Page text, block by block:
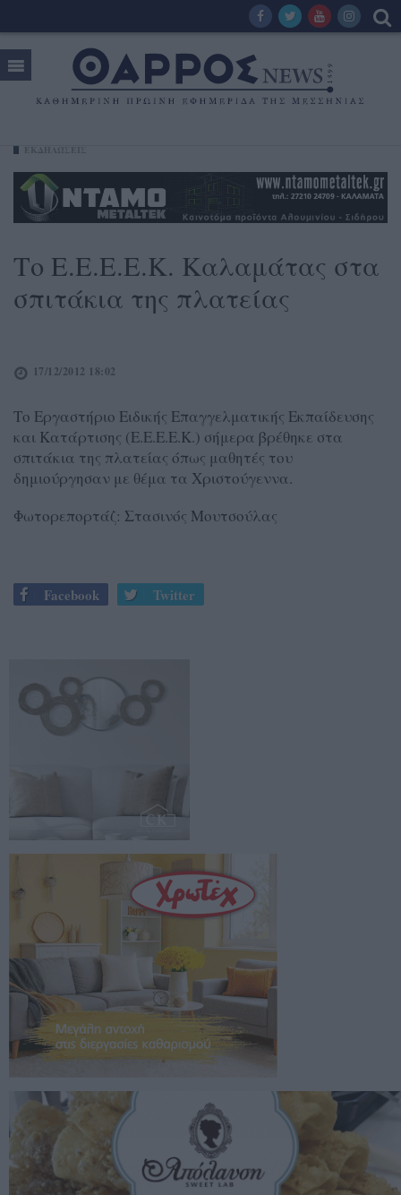
Το Ε.Ε.Ε.Ε.Κ. Καλαμάτας στα
σπιτάκια της πλατείας
17/12/2012 18:02
Το Εργαστήριο Ειδικής Επαγγελματικής Εκπαίδευσης
και Κατάρτισης (Ε.Ε.Ε.Ε.Κ.) σήμερα βρέθηκε στα
σπιτάκια της πλατείας όπως μαθητές του
δημιούργησαν με θέμα τα Χριστούγεννα.
Φωτορεπορτάζ: Στασινός Μουτσούλας
Facebook Twitter